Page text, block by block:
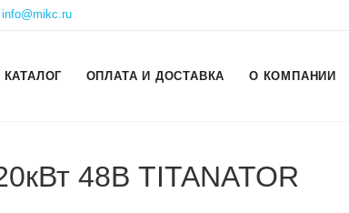
info@mikc.ru
КАТАЛОГ ОПЛАТА И ДОСТАВКА О КОМПАНИИ
48В TITANATOR